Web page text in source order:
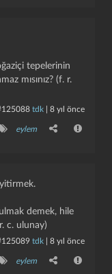
tepelerinin
mısınız? (f. r.
tdk 8 yıl önce
eylem
demek, hile
c. ulunay)
tdk 8 yıl önce
eylem